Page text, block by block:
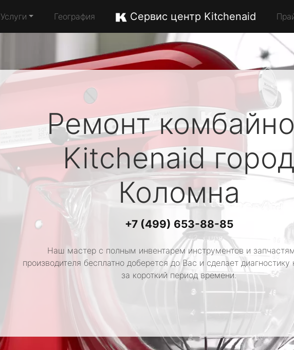
Услуги География Сервис центр Kitchenaid
Ремонт
Kitchenaidгород
Коломна
+7 (499) 653-88-85
Наш мастер с полным инвентарем инструментов и
производителя бесплатно доберется до Вас и сделает диагностику
за короткий период времени.